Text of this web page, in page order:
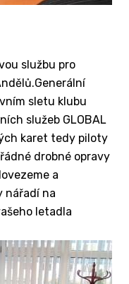
službu pro
sletu klubu
služeb GLOBAL
karet tedy piloty
drobné opravy
a
nářadí na
letadla